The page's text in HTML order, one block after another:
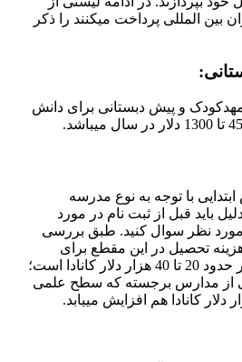
بین المللی پرداخت میکنند را ذکر
و پیش دبستانی برای دانش
با توجه به نوع مدرسه
باید قبل از ثبت نام در مورد
نظر سوال کنید. طبق بررسی
هزینه تحصیل در این مقطع برای
دانش‌آموزان بین­المللی در حدود 20 تا 40 هزار دلار کانادا است؛
از مدارس برجسته که سطح علمی